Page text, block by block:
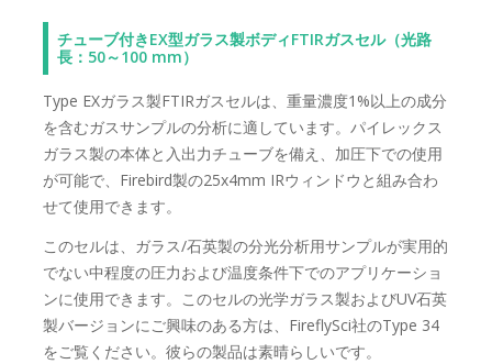
チューブ付きEX型ガラス製ボディFTIRガスセル（光路
長：50～100 mm）
Type EXガラス製FTIRガスセルは、重量濃度1%以上の成分
を含むガスサンプルの分析に適しています。パイレックス
ガラス製の本体と入出力チューブを備え、加圧下での使用
が可能で、Firebird製の25x4mm IRウィンドウと組み合わ
せて使用​​できます。
このセルは、ガラス/石英製の分光分析用サンプルが実用的
でない中程度の圧力および温度条件下でのアプリケーショ
ンに使用できます。このセルの光学ガラス製およびUV石英
製バージョンにご興味のある方は、FireflySci社のType 34
をご覧ください。彼らの製品は素晴らしいです。